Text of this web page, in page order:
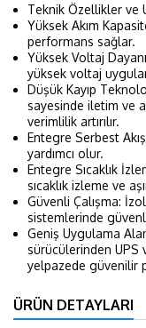
Teknik Özellikler ve
Yüksek Akım
performans sağlar.
Yüksek Voltaj
yüksek voltaj
Düşük Kayıp
sayesinde iletim ve
verimlilik artırılır.
Entegre Serbest
yardımcı olur.
Entegre Sıcaklık
sıcaklık izleme ve
Güvenli Çalışma:
sistemlerinde
Geniş Uygulama
sürücülerinden UPS
yelpazede güvenilir
ÜRÜN DETAYLARI